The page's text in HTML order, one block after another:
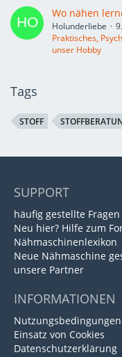
Wo nähen
Holunderliebe
Praktisches,
unser Hobby
Tags
STOFF
SUPPORT
häufig gestellte Fragen
Neu hier? Hilfe zum
Nähmaschinenlexikon
Neue Nähmaschine
unsere Partner
INFORMATIONEN
Nutzungsbedingungen
Einsatz von Cookies
Datenschutzerklärung